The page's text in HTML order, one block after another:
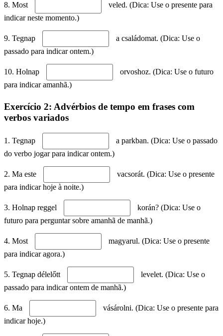
8. Most
veled. (Dica: Use o presente para
indicar neste momento.)
9. Tegnap
a családomat. (Dica: Use o
passado para indicar ontem.)
10. Holnap
orvoshoz. (Dica: Use o futuro
para indicar amanhã.)
Exercício 2: Advérbios de tempo em frases com
verbos variados
1. Tegnap
a parkban. (Dica: Use o passado
do verbo jogar para indicar ontem.)
2. Ma este
vacsorát. (Dica: Use o presente
para indicar hoje à noite.)
3. Holnap reggel
korán? (Dica: Use o
futuro para perguntar sobre amanhã de manhã.)
4. Most
magyarul. (Dica: Use o presente
para indicar agora.)
5. Tegnap délelőtt
levelet. (Dica: Use o
passado para indicar ontem de manhã.)
6. Ma
vásárolni. (Dica: Use o presente para
indicar hoje.)